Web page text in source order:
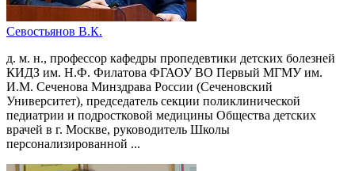
Севостьянов В.К.
д. м. н., профессор кафедры пропедевтики детских болезней
КИДЗ им. Н.Ф. Филатова ФГАОУ ВО Первый МГМУ им.
И.М. Сеченова Минздрава России (Сеченовский
Университет), председатель секции поликлинической
педиатрии и подростковой медицины Общества детских
врачей в г. Москве, руководитель Школы
персонализированной ...